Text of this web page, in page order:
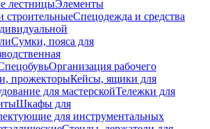
лестницыЭлементы
строительныеСпецодежда и средства
Сумки, пояса для
Организация рабочего
прожекторыКейсы, ящики для
для мастерскойТележки для
Шкафы для
для инструментальных